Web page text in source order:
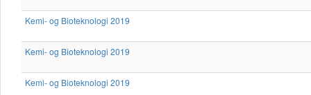
Kemi- og Bioteknologi 2019
Kemi- og Bioteknologi 2019
Kemi- og Bioteknologi 2019